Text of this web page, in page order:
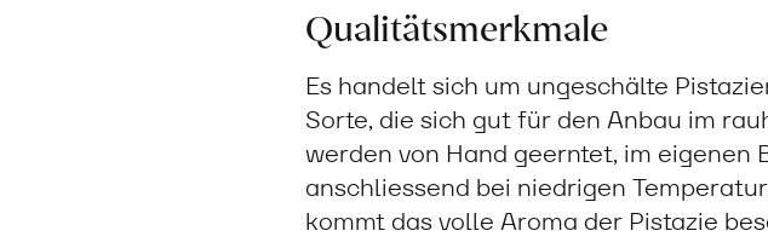
Qualitätsmerkmale
Es handelt sich um ungeschälte
Sorte, die sich gut für den Anbau im
werden von Hand geerntet, im
anschliessend bei niedrigen
kommt das volle Aroma der Pistazie